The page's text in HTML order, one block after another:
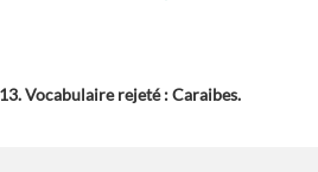
Vocabulaire rejeté : Caraibes.